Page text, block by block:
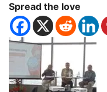
Spread the love